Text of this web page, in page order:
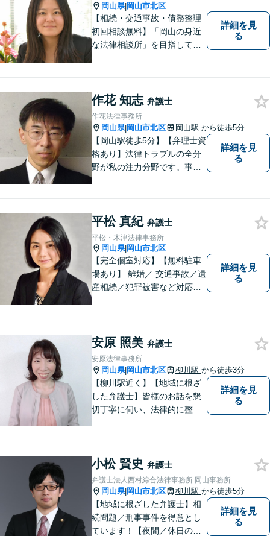
岡山県|岡山市北区
【相続・交通事故・債務整理
初回相談無料】「岡山の身近
な法律相談所」を目指してい
んなささいなことでも構いま
せん。お気軽にご相談くださ
い。【土曜日も受付可能】
【専用駐車場あり】
詳細を見
る
作花 知志 弁護士
作花法律事務所
岡山県|岡山市北区 岡山駅 から徒歩5分
【岡山駅徒歩5分】【弁理士資
格あり】法律トラブルの全分
野が私の注力分野です。事務
ラス対応】【後払い対応】
【日弁連国際人権問題委員会
所属】お困りの方は、お気軽
にご相談下さい。
詳細を見
る
平松 真紀 弁護士
平松・木津法律事務所
岡山県|岡山市北区
【完全個室対応】【無料駐車
場あり】 離婚／ 交通事故／遺
産相続／犯罪被害など対応可
詳細を見
る
安原 照美 弁護士
安原法律事務所
岡山県|岡山市北区 柳川駅 から徒歩3分
【柳川駅近く】【地域に根ざ
した弁護士】皆様のお話を懇
切丁寧に伺い、法律的に整理
少しでも解決されますよう，
誠心誠意努力いたす所存で
す。皆様方のご来所をお待ち
しております。
詳細を見
る
小松 賢史 弁護士
弁護士法人西村綜合法律事務所 岡山事務所
岡山県|岡山市北区 柳川駅 から徒歩5分
【地域に根ざした弁護士】相
続問題／刑事事件を得意とし
ています！【夜間／休日の相
詳細を見
る